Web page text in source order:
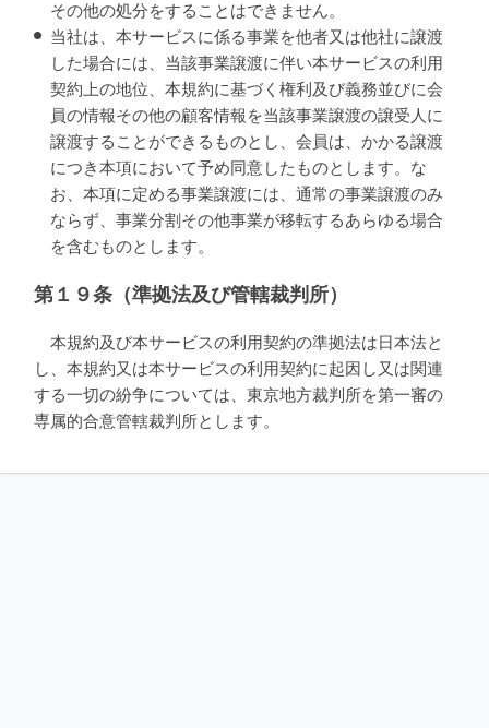
その他の処分をすることはできません。
当社は、本サービスに係る事業を他者又は他社に譲渡
した場合には、当該事業譲渡に伴い本サービスの利用
契約上の地位、本規約に基づく権利及び義務並びに会
員の情報その他の顧客情報を当該事業譲渡の譲受人に
譲渡することができるものとし、会員は、かかる譲渡
につき本項において予め同意したものとします。な
お、本項に定める事業譲渡には、通常の事業譲渡のみ
ならず、事業分割その他事業が移転するあらゆる場合
を含むものとします。
第１９条（準拠法及び管轄裁判所）
本規約及び本サービスの利用契約の準拠法は日本法と
し、本規約又は本サービスの利用契約に起因し又は関連
する一切の紛争については、東京地方裁判所を第一審の
専属的合意管轄裁判所とします。